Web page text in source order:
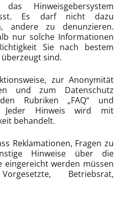
Hinweisgebersystem
Es darf nicht dazu
andere zu denunzieren.
nur solche Informationen
Sie nach bestem
sind.
zur Anonymität
und zum Datenschutz
Rubriken „FAQ“ und
Jeder Hinweis wird mit
behandelt.
Reklamationen, Fragen zu
Hinweise über die
eingereicht werden müssen
Betriebsrat,